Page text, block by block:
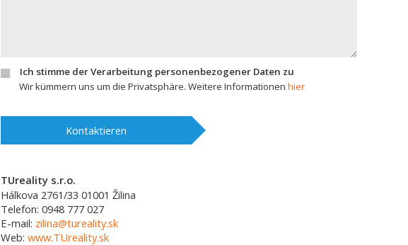
Ich stimme der Verarbeitung personenbezogener Daten zu
Wir kümmern uns um die Privatsphäre. Weitere Informationen hier
Kontaktieren
TUreality s.r.o.
Hálkova 2761/33 01001 Žilina
Telefon: 0948 777 027
E-mail: zilina@tureality.sk
Web: www.TUreality.sk